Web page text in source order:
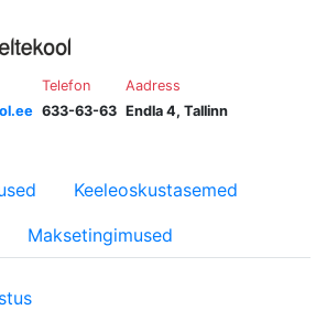
Telefon
633-63-63
Aadress
Endla 4, Tallinn
Keeleoskustasemed
Maksetingimused